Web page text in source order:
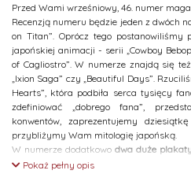
Przed Wami wrześniowy, 46. numer
Recenzją numeru będzie jeden z dwóch
on Titan”. Oprócz tego postanowiliśmy
japońskiej animacji - serii „Cowboy
of Cagliostro”. W numerze znajdą się
„Ixion Saga” czy „Beautiful Days”.
Hearts”, która podbiła serca tysięcy
zdefiniować „dobrego fana”,
konwentów, zaprezentujemy
przybliżymy Wam mitologię japońską.
W numerze dodatkowo dwa duże
zaś z kolejnej odsłony serii „Final
Pokaż pełny opis